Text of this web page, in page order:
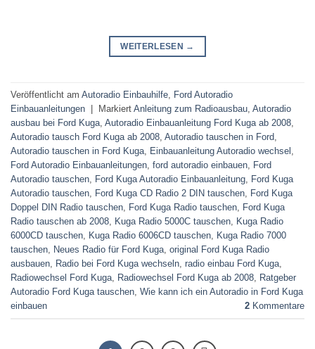
WEITERLESEN →
Veröffentlicht am Autoradio Einbauhilfe Ford Autoradio
Einbauanleitungen | Markiert Anleitung zum Radioausbau Autoradio
ausbau bei Ford Kuga Autoradio Einbauanleitung Ford Kuga ab 2008
Autoradio tausch Ford Kuga ab 2008 Autoradio tauschen in Ford
Autoradio tauschen in Ford Kuga Einbauanleitung Autoradio wechsel
Ford Autoradio Einbauanleitungen ford autoradio einbauen Ford
Autoradio tauschen Ford Kuga Autoradio Einbauanleitung Ford Kuga
Autoradio tauschen Ford Kuga CD Radio 2 DIN tauschen Ford Kuga
Doppel DIN Radio tauschen Ford Kuga Radio tauschen Ford Kuga
Radio tauschen ab 2008 Kuga Radio 5000C tauschen Kuga Radio
6000CD tauschen Kuga Radio 6006CD tauschen Kuga Radio 7000
tauschen Neues Radio für Ford Kuga original Ford Kuga Radio
ausbauen Radio bei Ford Kuga wechseln radio einbau Ford Kuga
Radiowechsel Ford Kuga Radiowechsel Ford Kuga ab 2008 Ratgeber
Autoradio Ford Kuga tauschen Wie kann ich ein Autoradio in Ford Kuga
einbauen
2 Kommentare